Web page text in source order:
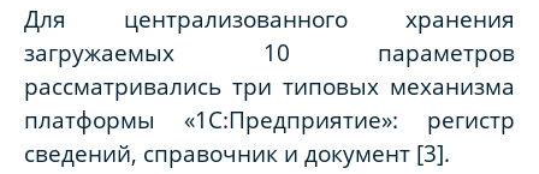
Для централизованного хранения
загружаемых 10 параметров
рассматривались три типовых механизма
платформы «1С:Предприятие»: регистр
сведений, справочник и документ [3].